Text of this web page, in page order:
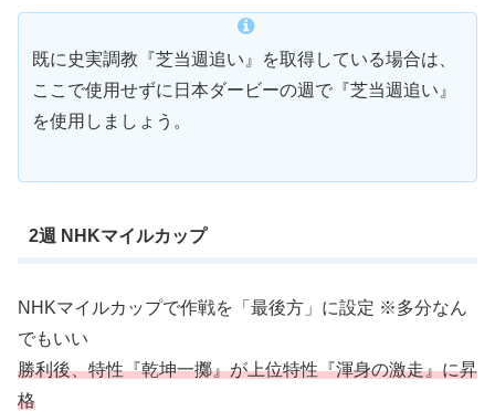
既に史実調教『芝当週追い』を取得している場合は、
ここで使用せずに日本ダービーの週で『芝当週追い』
を使用しましょう。
2週 NHKマイルカップ
NHKマイルカップで作戦を「最後方」に設定 ※多分なん
でもいい
勝利後、特性『乾坤一擲』が上位特性『渾身の激走』に昇
格